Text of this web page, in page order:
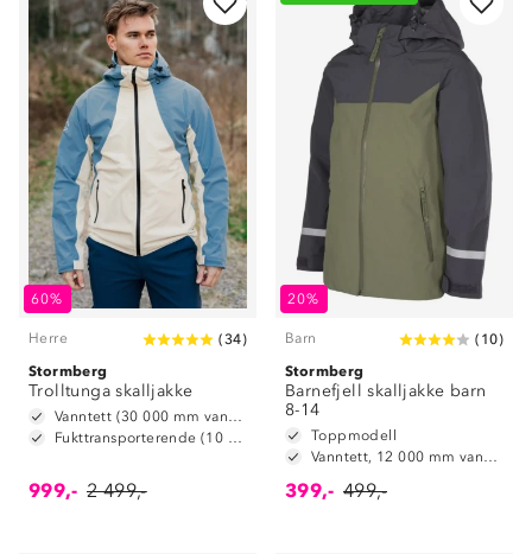
60%
Herre (34)
Stormberg
Trolltunga skalljakke
Vanntett (30 000 mm vannsøyle)
Fukttransporterende (10 000 g/m2/24t)
999,- 2 499,-
20%
Barn ( 10)
Stormberg
Barnefjell skalljakke barn
8-14
Toppmodell
Vanntett, 12 000 mm vannsøyle
399,- 499,-